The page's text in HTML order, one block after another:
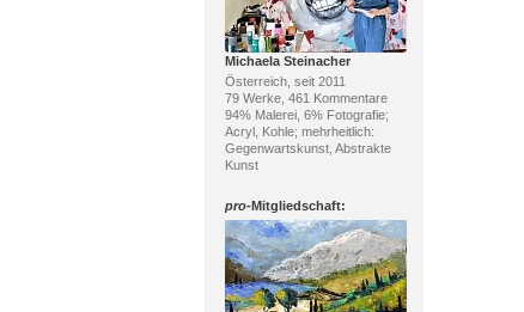
Michaela Steinacher
Österreich, seit 2011
79 Werke, 461 Kommentare
94% Malerei, 6% Fotografie;
Acryl, Kohle; mehrheitlich:
Gegenwartskunst, Abstrakte
Kunst
pro-Mitgliedschaft: